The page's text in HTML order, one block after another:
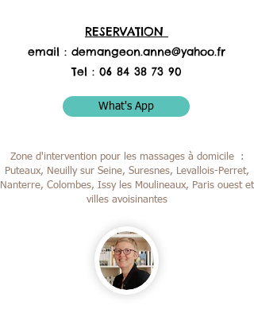
RESERVATION
email : demangeon.anne@yahoo.fr
Tel : 06 84 38 73 90
What's App
Zone d'intervention pour les massages à domicile :
Puteaux, Neuilly sur Seine, Suresnes, Levallois-Perret,
Nanterre, Colombes, Issy les Moulineaux, Paris ouest et
villes avoisinantes